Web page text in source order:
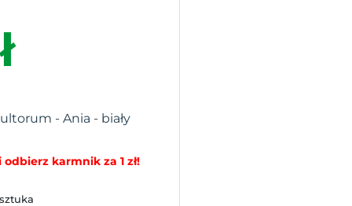
- Ania - biały
karmnik za 1 zł!